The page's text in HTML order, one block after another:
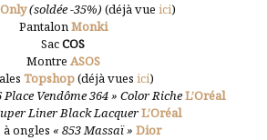
Only(soldée -35%)(déjà vue ici)
PantalonMonki
SacCOS
Montre ASOS
Topshop(déjà vues ici)
Place Vendôme 364 » Color RicheL’Oréal
Liner Black LacquerL’Oréal
ongles « 853 Massaï » Dior